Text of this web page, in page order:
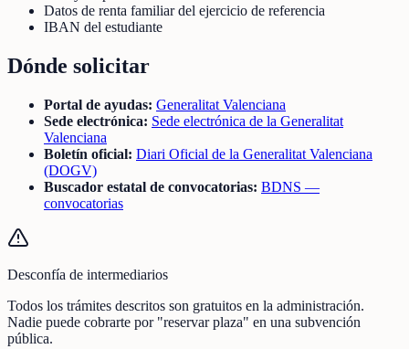
Datos de renta familiar del ejercicio de referencia
IBAN del estudiante
Dónde solicitar
Portal de ayudas: Generalitat Valenciana
Sede electrónica: Sede electrónica de la Generalitat
Valenciana
Boletín oficial: Diari Oficial de la Generalitat Valenciana
(DOGV)
Buscador estatal de convocatorias: BDNS —
convocatorias
Desconfía de intermediarios
Todos los trámites descritos son gratuitos en la administración.
Nadie puede cobrarte por "reservar plaza" en una subvención
pública.